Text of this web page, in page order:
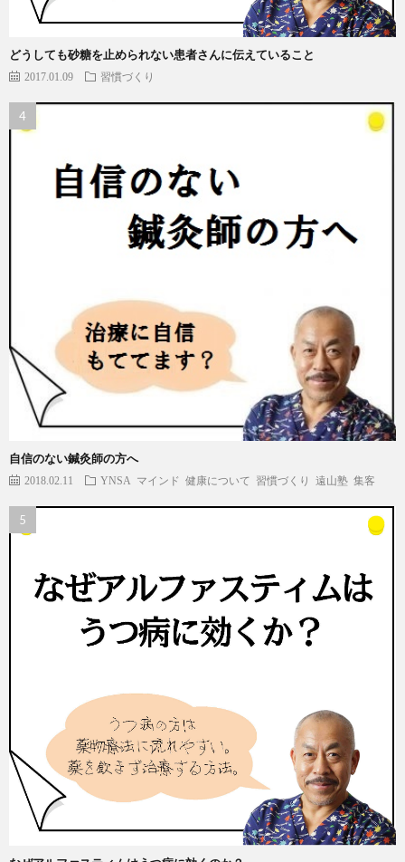
どうしても砂糖を止められない患者さんに伝えていること
2017.01.09 習慣づくり
自信のない鍼灸師の方へ
2018.02.11 YNSA マインド 健康について 習慣づくり 遠山塾 集客